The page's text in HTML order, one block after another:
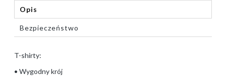
Opis
Bezpieczeństwo
T-shirty:
• Wygodny krój